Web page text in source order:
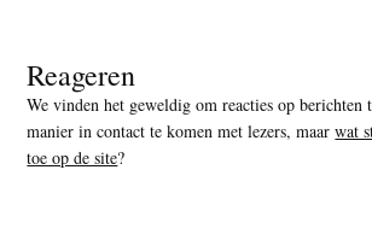
Reageren
We vinden het geweldig om reacties op berichten
manier in contact te komen met lezers, maarwat
toe op de site?